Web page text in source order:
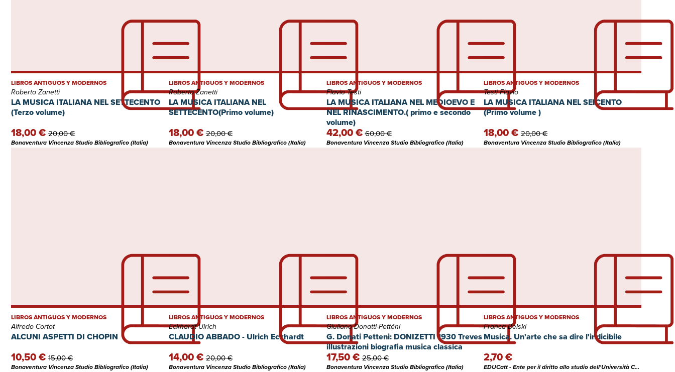
LA MUSICA ITALIANA NEL SETTECENTO
(Terzo volume)
LIBROS ANTIGUOS Y MODERNOS
Roberto Zanetti
18,00 € 20,00 €
Bonaventura Vincenza Studio Bibliografico (Italia)
LA MUSICA ITALIANA NEL
SETTECENTO(Primo volume)
LIBROS ANTIGUOS Y MODERNOS
Roberto Zanetti
18,00 €20,00 €
Bonaventura Vincenza Studio Bibliografico (Italia)
LA MUSICA ITALIANA NEL MEDIOEVO E
NEL RINASCIMENTO.( primo e secondo
volume)
LIBROS ANTIGUOS Y MODERNOS
Flavio Testi
42,00 €60,00 €
Bonaventura Vincenza Studio Bibliografico (Italia)
LA MUSICA ITALIANA NEL SEICENTO
(Primo volume )
LIBROS ANTIGUOS Y MODERNOS
Testi Flavio
18,00 €20,00 €
Bonaventura Vincenza Studio Bibliografico (Italia)
ALCUNI ASPETTI DI CHOPIN
LIBROS ANTIGUOS Y MODERNOS
Alfredo Cortot
10,50 € 15,00 €
Bonaventura Vincenza Studio Bibliografico (Italia)
CLAUDIO ABBADO - Ulrich Eckhardt
LIBROS ANTIGUOS Y MODERNOS
Eckhardt Ulrich
14,00 €20,00 €
Bonaventura Vincenza Studio Bibliografico (Italia)
G. Donati Petteni: DONIZETTI 1930 Treves
illustrazioni biografia musica classica
LIBROS ANTIGUOS Y MODERNOS
Giuliano Donatti-Petténi
17,50 €25,00 €
Bonaventura Vincenza Studio Bibliografico (Italia)
Musica. Un'arte che sa dire l'indicibile
LIBROS ANTIGUOS Y MODERNOS
Franca Belski
2,70 €
EDUCatt - Ente per il diritto allo studio dell'Università Cattolica del Sacro Cuore (Italia)